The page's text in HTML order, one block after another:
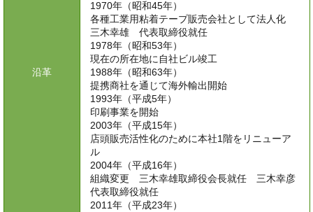
沿革
1970年（昭和45年）
各種工業用粘着テープ販売会社として法人化
三木幸雄 代表取締役就任
1978年（昭和53年）
現在の所在地に自社ビル竣工
1988年（昭和63年）
提携商社を通じて海外輸出開始
1993年（平成5年）
印刷事業を開始
2003年（平成15年）
店頭販売活性化のために本社1階をリニューア
ル
2004年（平成16年）
組織変更 三木幸雄取締役会長就任 三木幸彦
代表取締役就任
2011年（平成23年）